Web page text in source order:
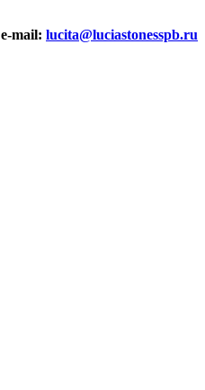
e-mail: lucita@luciastonesspb.ru